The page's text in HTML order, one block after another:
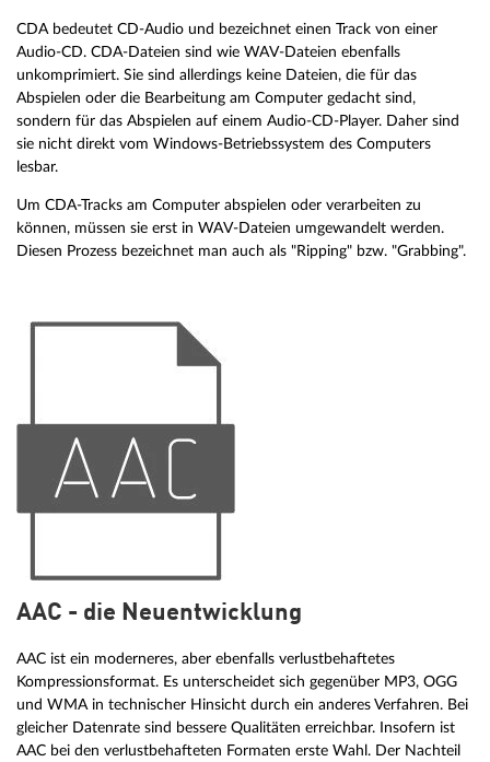
CDA bedeutet CD-Audio und bezeichnet einen Track von einer
Audio-CD. CDA-Dateien sind wie WAV-Dateien ebenfalls
unkomprimiert. Sie sind allerdings keine Dateien, die für das
Abspielen oder die Bearbeitung am Computer gedacht sind,
sondern für das Abspielen auf einem Audio-CD-Player. Daher sind
sie nicht direkt vom Windows-Betriebssystem des Computers
lesbar.
Um CDA-Tracks am Computer abspielen oder verarbeiten zu
können, müssen sie erst in WAV-Dateien umgewandelt werden.
Diesen Prozess bezeichnet man auch als "Ripping" bzw. "Grabbing".
AAC - die Neuentwicklung
AAC ist ein moderneres, aber ebenfalls verlustbehaftetes
Kompressionsformat. Es unterscheidet sich gegenüber MP3, OGG
und WMA in technischer Hinsicht durch ein anderes Verfahren. Bei
gleicher Datenrate sind bessere Qualitäten erreichbar. Insofern ist
AAC bei den verlustbehafteten Formaten erste Wahl. Der Nachteil